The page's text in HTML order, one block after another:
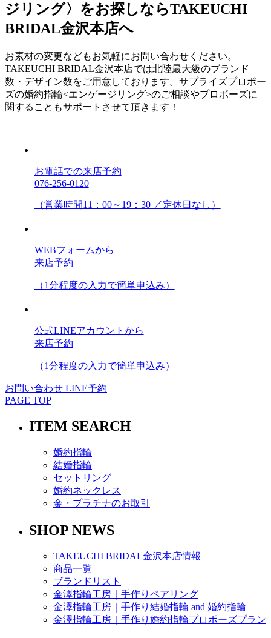
ジリング〉をお探しならTAKEUCHI
BRIDAL金沢本店へ
お素材の変更などもお気軽にお問い合わせください。
TAKEUCHI BRIDAL金沢本店では北陸最大級のブランド
数・デザイン数をご用意しております。サプライズプロポー
ズの婚約指輪<エンゲージリング>のご相談やプロポーズに
関することもサポートさせて頂きます！
お電話での来店予約
076-256-0120
（営業時間11：00～19：30 ／定休日なし）
WEBフォームから
来店予約
（1分程度の入力で簡単申込み）
公式LINEアカウントから
来店予約
（1分程度の入力で簡単申込み）
お問い合わせ LINE予約
PAGE TOP
ITEM SEARCH
婚約指輪
結婚指輪
セットリング
婚約ネックレス
金・プラチナのお取引
SHOP NEWS
TAKEUCHI BRIDAL金沢本店情報
商品一覧
ブランドリスト
金澤指輪工房｜手作りペアリング
金澤指輪工房｜手作り結婚指輪 and 婚約指輪
金澤指輪工房｜手作り婚約指輪プロポーズプラン